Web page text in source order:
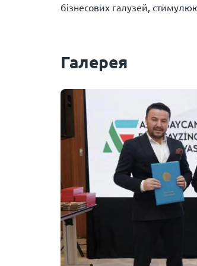
бізнесових галузей,
Галерея